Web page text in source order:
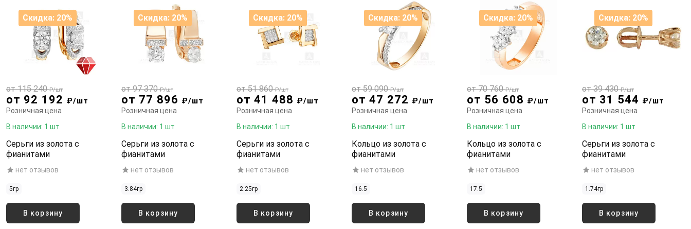
от 92 192 ₽/шт
от 115 240₽/шт
Розничная цена
В наличии: 1 шт
Серьги из золота с
фианитами
нет отзывов
5гр
В корзину
Скидка: 20%
от 77 896 ₽/шт
от 97 370₽/шт
Розничная цена
В наличии: 1 шт
Серьги из золота с
фианитами
нет отзывов
3.84гр
В корзину
Скидка: 20%
от 41 488 ₽/шт
от 51 860₽/шт
Розничная цена
В наличии: 1 шт
Серьги из золота с
фианитами
нет отзывов
2.25гр
В корзину
Скидка: 20%
от 47 272 ₽/шт
от 59 090₽/шт
Розничная цена
В наличии: 1 шт
Кольцо из золота с
фианитами
нет отзывов
16.5
В корзину
Скидка: 20%
от 56 608 ₽/шт
от 70 760₽/шт
Розничная цена
В наличии: 1 шт
Кольцо из золота с
фианитами
нет отзывов
17.5
В корзину
Скидка: 20%
от 31 544 ₽/шт
от 39 430₽/шт
Розничная цена
В наличии: 1 шт
Серьги из золота с
фианитами
нет отзывов
1.74гр
В корзину
Скидка: 20%